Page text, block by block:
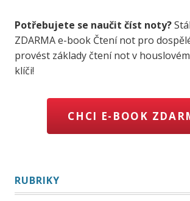
Potřebujete se naučit číst noty?
ZDARMA e-book Čtení not pro
provést základy čtení not v
klíči!
CHCI E-BOOK
RUBRIKY